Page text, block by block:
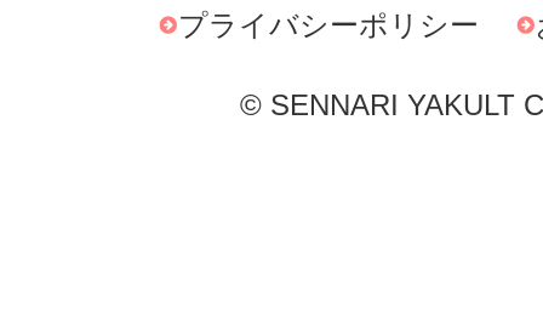
プライバシーポリシー
© SENNARI YAKULT